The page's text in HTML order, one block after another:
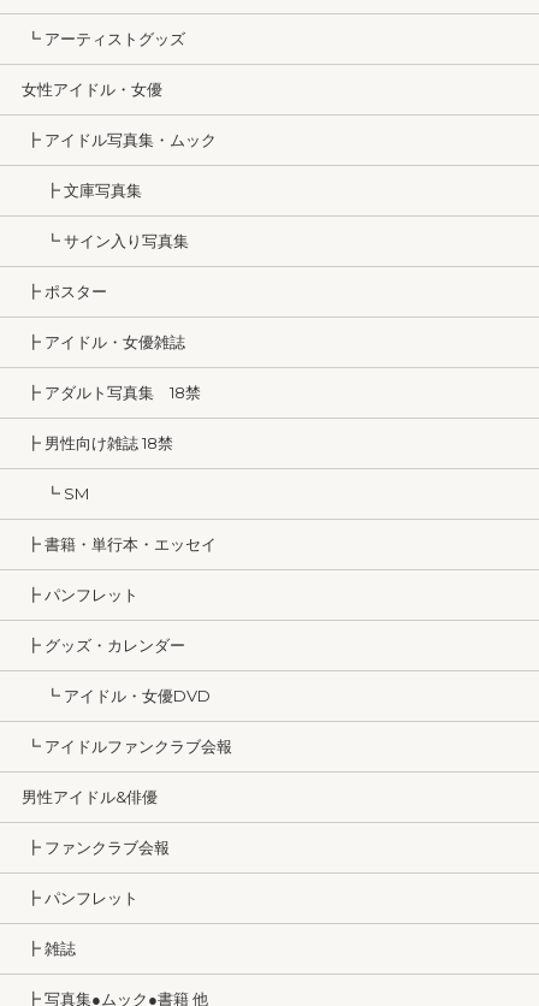
┗ アーティストグッズ
女性アイドル・女優
┣ アイドル写真集・ムック
┣ 文庫写真集
┗ サイン入り写真集
┣ ポスター
┣ アイドル・女優雑誌
┣ アダルト写真集 18禁
┣ 男性向け雑誌 18禁
┗ SM
┣ 書籍・単行本・エッセイ
┣ パンフレット
┣ グッズ・カレンダー
┗ アイドル・女優DVD
┗ アイドルファンクラブ会報
男性アイドル&俳優
┣ ファンクラブ会報
┣ パンフレット
┣ 雑誌
┣ 写真集●ムック●書籍 他